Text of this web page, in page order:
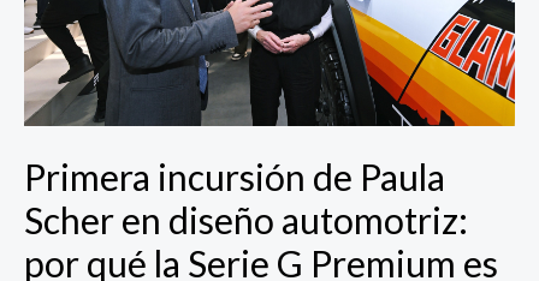
Primera incursión de Paula
Scher en diseño automotriz:
por qué la Serie G Premium es
automotriz:
por
qué
la
Serie
Premium
es
«única